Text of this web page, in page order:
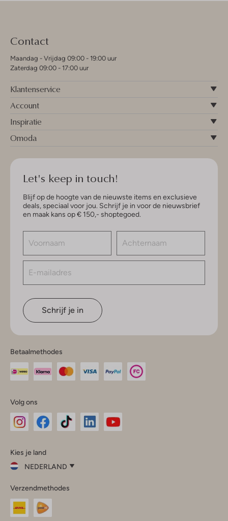
Contact
Maandag - Vrijdag 09:00 - 19:00 uur
Zaterdag 09:00 - 17:00 uur
Klantenservice
Account
Inspiratie
Omoda
Let's keep in touch!
Blijf op de hoogte van de nieuwste items en exclusieve
deals, speciaal voor jou. Schrijf je in voor de nieuwsbrief
en maak kans op € 150,- shoptegoed.
Schrijf je in
Betaalmethodes
Volg ons
InstagramFacebook
Kies je land
NEDERLAND
je
land
Nederland
Verzendmethodes